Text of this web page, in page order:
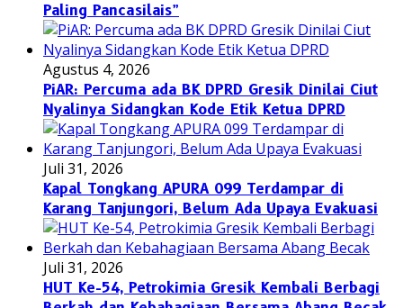
Paling Pancasilais”
Agustus 4, 2026
PiAR: Percuma ada BK DPRD Gresik Dinilai Ciut
Nyalinya Sidangkan Kode Etik Ketua DPRD
Juli 31, 2026
Kapal Tongkang APURA 099 Terdampar di
Karang Tanjungori, Belum Ada Upaya Evakuasi
Juli 31, 2026
HUT Ke-54, Petrokimia Gresik Kembali Berbagi